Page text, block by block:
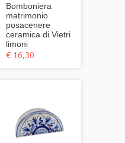
Bomboniera
matrimonio
posacenere
ceramica di Vietri
limoni
€ 16,30